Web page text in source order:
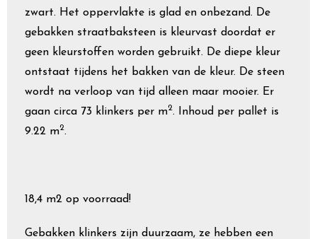
zwart. Het oppervlakte is glad en onbezand. De
gebakken straatbaksteen is kleurvast doordat er
geen kleurstoffen worden gebruikt. De diepe kleur
ontstaat tijdens het bakken van de kleur. De steen
wordt na verloop van tijd alleen maar mooier. Er
gaan circa 73 klinkers per m2. Inhoud per pallet is
9.22 m2.
18,4 m2 op voorraad!
Gebakken klinkers zijn duurzaam, ze hebben een